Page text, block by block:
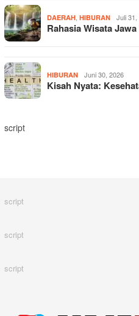
DAERAH, HIBURAN Juli 31,
Rahasia Wisata
HIBURAN Juni 30, 2026
Kisah Nyata:
script
script
script
script